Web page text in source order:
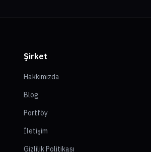
Şirket
Hakkımızda
Blog
Portföy
İletişim
Gizlilik Politikası